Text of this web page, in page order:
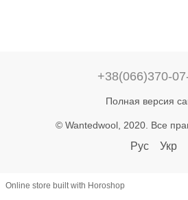
+38(066)370-
Полная версия
© Wantedwool, 2020. Все
Рус Укр
Online store built with Horoshop